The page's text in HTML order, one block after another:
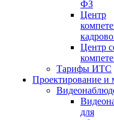
ФЗ
Центр
Центр
Тарифы ИТС
Проектирование и
для